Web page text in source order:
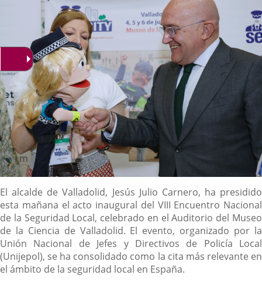
Descripción
El alcalde de Valladolid, Jesús Julio Carnero, ha presidido
esta mañana el acto inaugural del VIII Encuentro Nacional
de la Seguridad Local, celebrado en el Auditorio del Museo
de la Ciencia de Valladolid. El evento, organizado por la
Unión Nacional de Jefes y Directivos de Policía Local
(Unijepol), se ha consolidado como la cita más relevante en
el ámbito de la seguridad local en España.